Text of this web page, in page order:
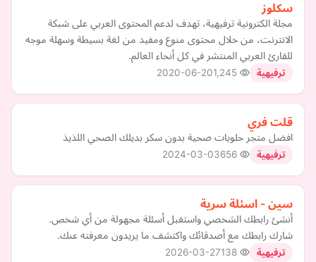
سكلوز
مجلة الكترونية ترفيهية، تهدف لدعم المحتوى العربي على شبكة
الانترنت، من خلال محتوى منوع ومفيد من لغة بسيطة وسهلة موجه
للقارئ العربي المنتشر في كل أنحاء العالم.
ترفيهية 2020-06-20
قلت فري
افضل متجر حلويات صحية بدون سكر بديلك الصحي اللذيذ
ترفيهية 2024-03-03
سين - اسئلة سرية
أنشئ رابطك الشخصي واستقبل أسئلة مجهولة من أي شخص.
شارك رابطك مع أصدقائك واكتشف ما يريدون معرفته عنك.
ترفيهية 2026-03-27